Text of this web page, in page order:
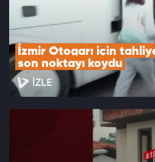
İzmir Otogarı için
son noktayı koydu
İZLE